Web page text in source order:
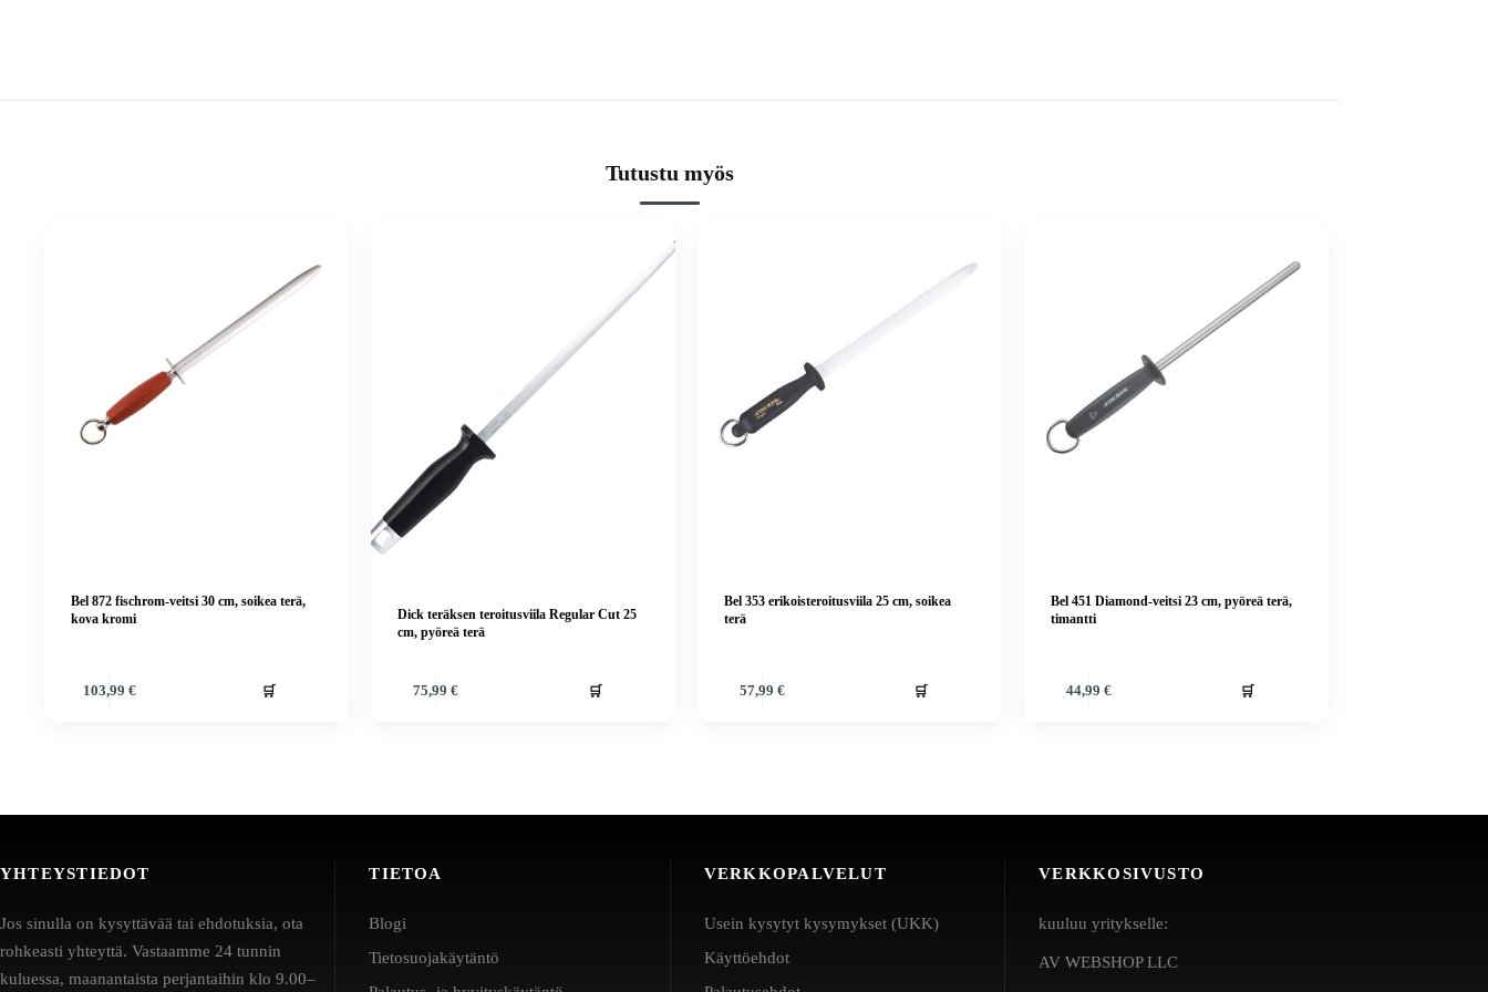
Tutustu myös
Bel 872 fischrom-veitsi 30 cm, soikea terä,
kova kromi
103,99 € 🛒
Dick teräksen teroitusviila Regular Cut 25
cm, pyöreä terä
75,99€ 🛒
Bel 353 erikoisteroitusviila 25 cm, soikea
terä
57,99 € 🛒
Bel 451 Diamond-veitsi 23 cm, pyöreä terä,
timantti
44,99 € 🛒
YHTEYSTIEDOT
Jos sinulla on kysyttävää tai ehdotuksia, ota
rohkeasti yhteyttä. Vastaamme 24 tunnin
kuluessa, maanantaista perjantaihin klo 9.00–
TIETOA
Blogi
Tietosuojakäytäntö
VERKKOPALVELUT
Usein kysytyt kysymykset (UKK)
Käyttöehdot
VERKKOSIVUSTO
kuuluu yritykselle:
AV WEBSHOP LLC